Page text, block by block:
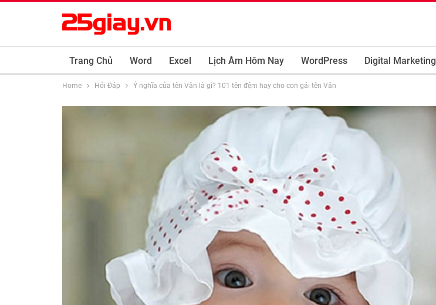
Trang Chủ Word Excel Lịch Âm Hôm Nay WordPress Digital Marketing
Home Hỏi Đáp Ý nghĩa của tên Vân là gì? 101 tên đệm hay cho con gái tên Vân